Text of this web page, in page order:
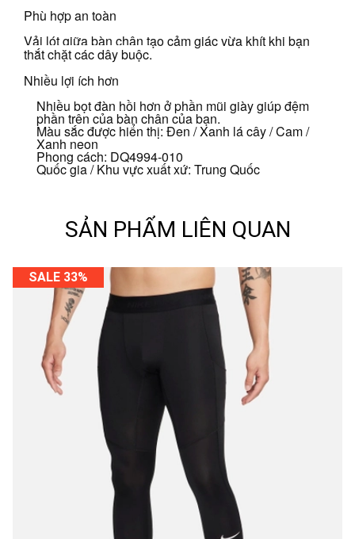
Phù hợp an toàn
Vải lót giữa bàn chân tạo cảm giác vừa khít khi bạn
thắt chặt các dây buộc.
Nhiều lợi ích hơn
Nhiều bọt đàn hồi hơn ở phần mũi giày giúp đệm
phần trên của bàn chân của bạn.
Màu sắc được hiển thị: Đen / Xanh lá cây / Cam /
Xanh neon
Phong cách: DQ4994-010
Quốc gia / Khu vực xuất xứ: Trung Quốc
SẢN PHẨM LIÊN QUAN
SALE 33%